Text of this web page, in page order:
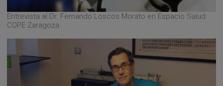
Entrevista al Dr. Fernando Loscos Morato en Espacio Salud
COPE Zaragoza